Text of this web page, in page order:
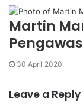
Martin
30 April 2020
Leave a Reply